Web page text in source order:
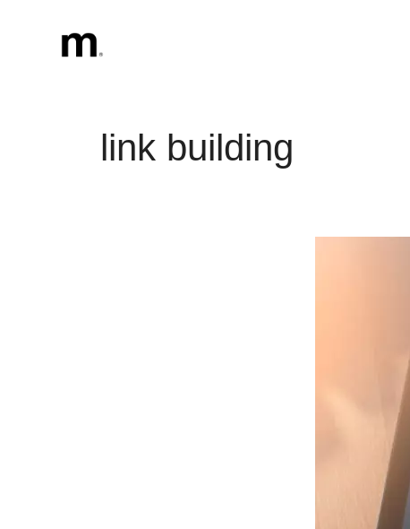
contenuto
link building